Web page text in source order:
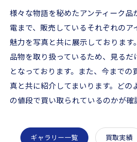
様々な物語を秘めたアンティーク品
電まで、販売しているそれぞれのア
魅力を写真と共に展示しております
品物を取り扱っているため、見るだ
となっております。また、今までの
真と共に紹介してまいります。どの
の値段で買い取られているのかが確
ギャラリー一覧 買取実績